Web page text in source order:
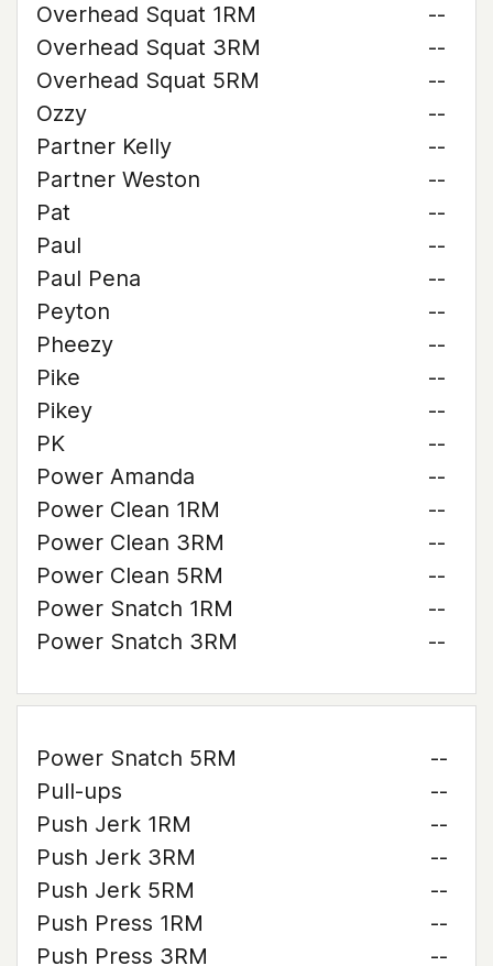
Overhead Squat 1RM
--
Overhead Squat 3RM
--
Overhead Squat 5RM
--
Ozzy
--
Partner Kelly
--
Partner Weston
--
Pat
--
Paul
--
Paul Pena
--
Peyton
--
Pheezy
--
Pike
--
Pikey
--
PK
--
Power Amanda
--
Power Clean 1RM
--
Power Clean 3RM
--
Power Clean 5RM
--
Power Snatch 1RM
--
Power Snatch 3RM
--
Power Snatch 5RM
--
Pull-ups
--
Push Jerk 1RM
--
Push Jerk 3RM
--
Push Jerk 5RM
--
Push Press 1RM
--
Push Press 3RM
--